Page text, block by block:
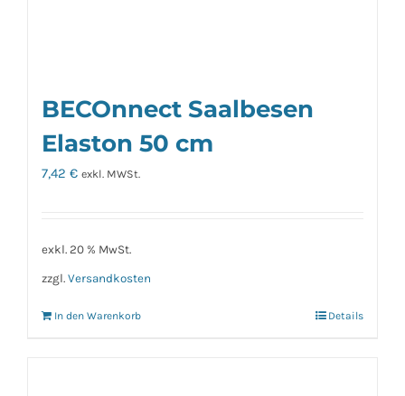
BECOnnect Saalbesen
Elaston 50 cm
7,42 € exkl. MWSt.
exkl. 20 % MwSt.
zzgl. Versandkosten
In den Warenkorb Details